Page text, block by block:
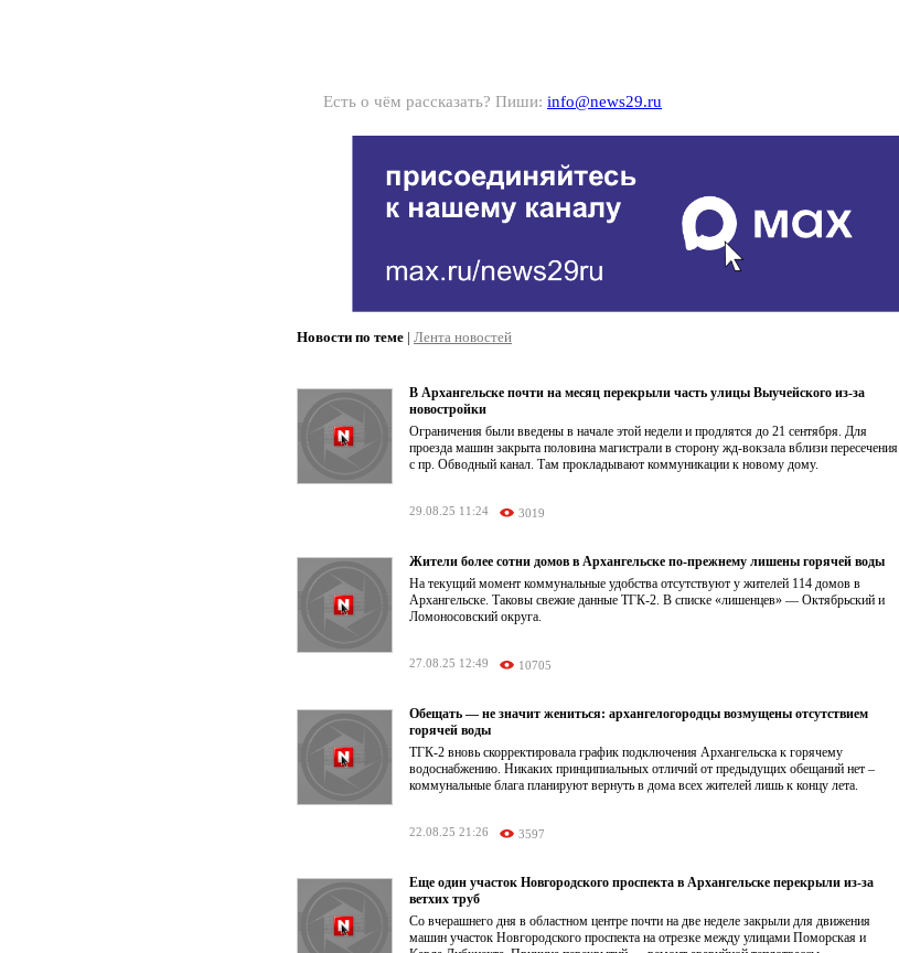
Есть о чём рассказать? Пиши: info@news29.ru
Новости по теме | Лента новостей
В Архангельске почти на месяц перекрыли часть улицы Выучейского из-за
новостройки
Ограничения были введены в начале этой недели и продлятся до 21 сентября. Для
проезда машин закрыта половина магистрали в сторону жд-вокзала вблизи пересечения
с пр. Обводный канал. Там прокладывают коммуникации к новому дому.
29.08.25 11:24 3019
Жители более сотни домов в Архангельске по-прежнему лишены горячей воды
На текущий момент коммунальные удобства отсутствуют у жителей 114 домов в
Архангельске. Таковы свежие данные ТГК-2. В списке «лишенцев» — Октябрьский и
Ломоносовский округа.
27.08.25 12:49 10705
Обещать — не значит жениться: архангелогородцы возмущены отсутствием
горячей воды
ТГК-2 вновь скорректировала график подключения Архангельска к горячему
водоснабжению. Никаких принципиальных отличий от предыдущих обещаний нет –
коммунальные блага планируют вернуть в дома всех жителей лишь к концу лета.
22.08.25 21:26 3597
Еще один участок Новгородского проспекта в Архангельске перекрыли из-за
ветхих труб
Со вчерашнего дня в областном центре почти на две неделе закрыли для движения
машин участок Новгородского проспекта на отрезке между улицами Поморская и